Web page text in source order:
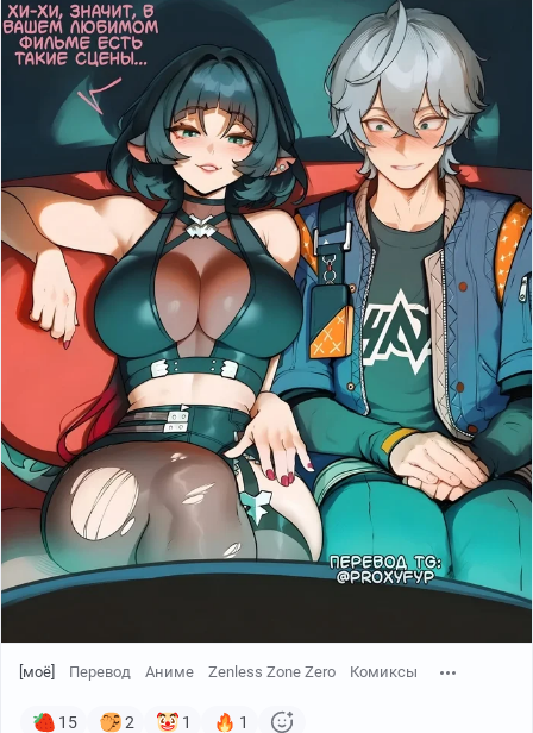
[моё] Перевод Аниме Zenless Zone Zero Комиксы
15 2 1 1